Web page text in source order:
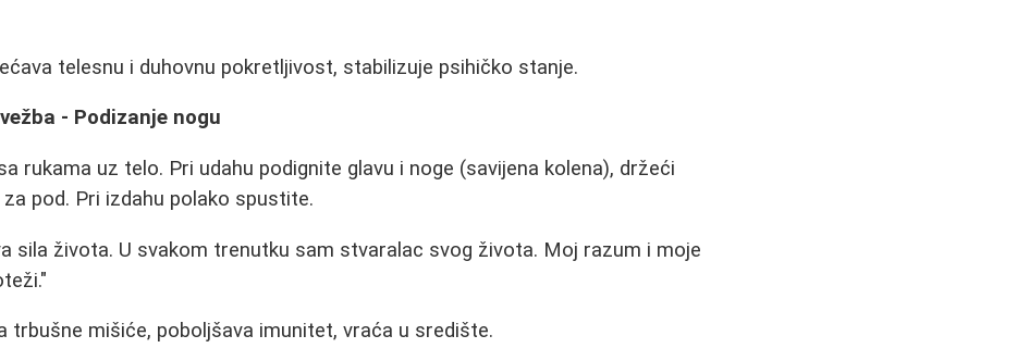
telesnu i duhovnu pokretljivost, stabilizuje psihičko stanje.
- Podizanje nogu
rukama uz telo. Pri udahu podignite glavu i noge (savijena kolena), držeći
za pod. Pri izdahu polako spustite.
sila života. U svakom trenutku sam stvaralac svog života. Moj razum i moje
trbušne mišiće, poboljšava imunitet, vraća u središte.